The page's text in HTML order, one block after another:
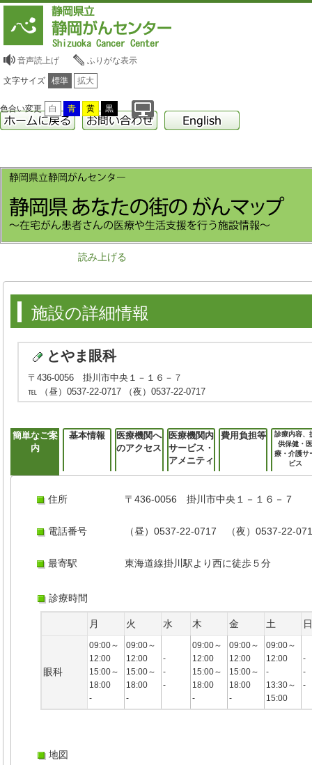
音声読上げ ふりがな表示
文字サイズ 標準 拡大
色合い変更 白 青 黄 黒
読み上げる
施設の詳細情報
とやま眼科
〒436-0056 掛川市中央１－１６－７
℡ （昼）0537-22-0717 （夜）0537-22-0717
簡単なご案
内
基本情報
医療機関へ
のアクセス
医療機関内
サービス・
アメニティ
費用負担等
診療内容、
供保健・
療・介護サ
ビス
住所 〒436-0056 掛川市中央１－１６－７
電話番号 （昼）0537-22-0717 （夜）0537-22-
最寄駅 東海道線掛川駅より西に徒歩５分
診療時間
月 火 水 木 金 土
眼科
09:00～
12:00
15:00～
18:00
-
09:00～
12:00
15:00～
18:00
-
-
-
-
09:00～
12:00
15:00～
18:00
-
09:00～
12:00
15:00～
18:00
-
09:00～
12:00
-
13:30～
15:00
-
-
-
地図